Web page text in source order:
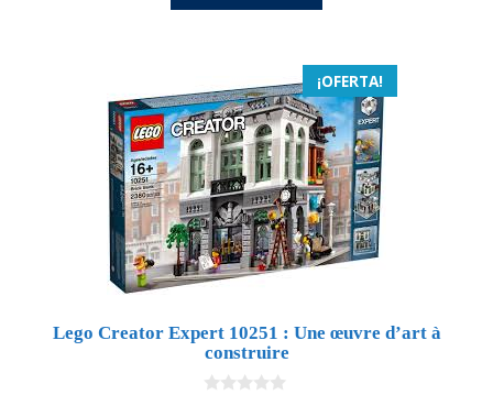
¡OFERTA!
Lego Creator Expert 10251 : Une œuvre d’art à
construire